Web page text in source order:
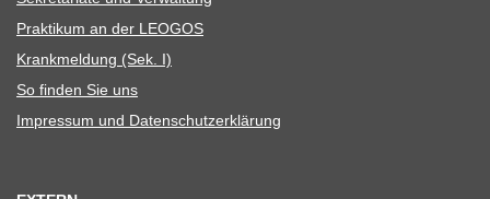
Prak­ti­kum an der LEOGOS
Krank­mel­dung (Sek. I)
So fin­den Sie uns
Impres­sum und Datenschutzerklärung